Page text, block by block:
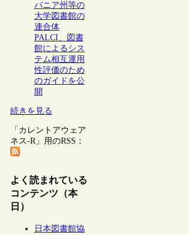
バニア州等の
大学図書館の
連合体
PALCI、図書
館によるシス
テム相互運用
性評価のため
のガイドを公
開
続きを見る
「カレントアウェア
ネス-R」用のRSS：
よく読まれている
コンテンツ（本
日）
日本図書館協